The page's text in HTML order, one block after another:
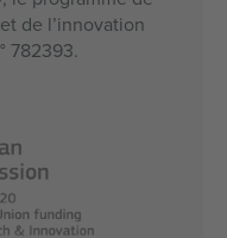
de l’innovation
782393.